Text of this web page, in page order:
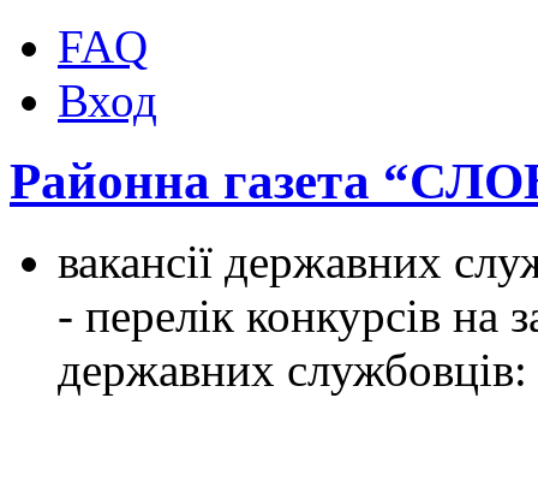
FAQ
Вход
Районна газета
вакансії державних
- перелік конкурсів на
державних службовців: